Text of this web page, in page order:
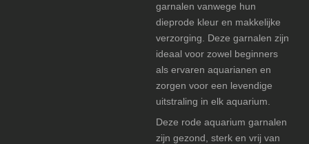
garnalen vanwege hun
dieprode kleur en makkelijke
verzorging. Deze garnalen zijn
ideaal voor zowel beginners
als ervaren aquarianen en
zorgen voor een levendige
uitstraling in elk aquarium.
Deze rode aquarium garnalen
zijn gezond, sterk en vrij van